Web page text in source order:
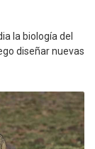
la biología del
diseñar nuevas